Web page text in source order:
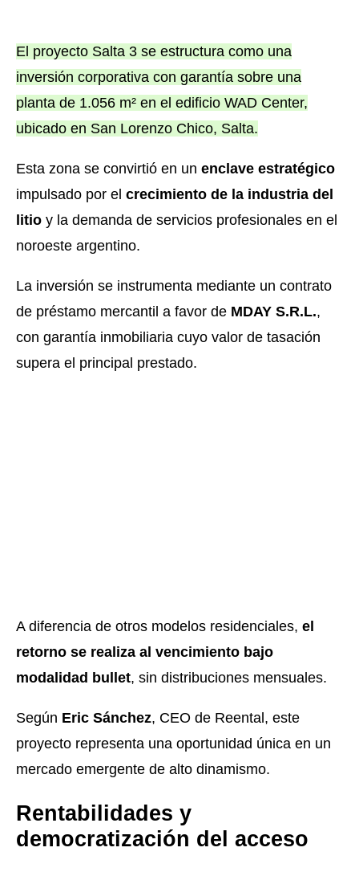
El proyecto Salta 3 se estructura como una
inversión corporativa con garantía sobre una
planta de 1.056 m² en el edificio WAD Center,
ubicado en San Lorenzo Chico, Salta.
Esta zona se convirtió en un enclave estratégico
impulsado por el crecimiento de la industria del
litio y la demanda de servicios profesionales en el
noroeste argentino.
La inversión se instrumenta mediante un contrato
de préstamo mercantil a favor de MDAY S.R.L.,
con garantía inmobiliaria cuyo valor de tasación
supera el principal prestado.
A diferencia de otros modelos residenciales, el
retorno se realiza al vencimiento bajo
modalidad bullet, sin distribuciones mensuales.
Según Eric Sánchez, CEO de Reental, este
proyecto representa una oportunidad única en un
mercado emergente de alto dinamismo.
Rentabilidades y
democratización del acceso